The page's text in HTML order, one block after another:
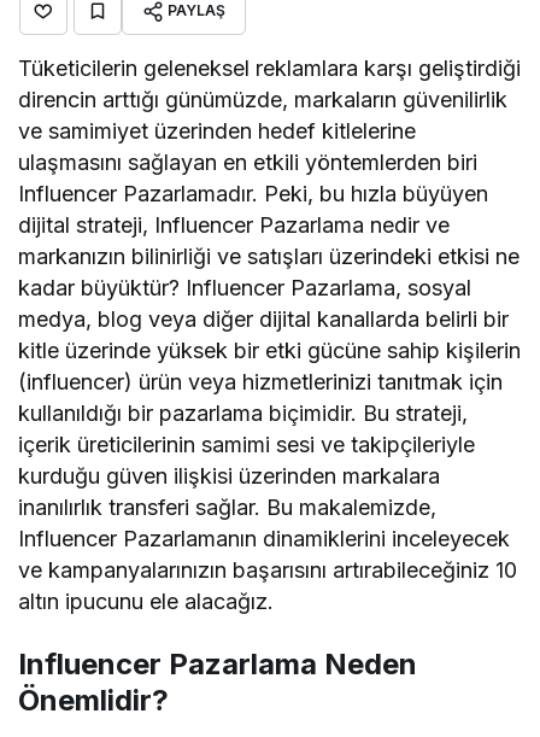
PAYLAŞ
Tüketicilerin geleneksel reklamlara karşı geliştirdiği
direncin arttığı günümüzde, markaların güvenilirlik
ve samimiyet üzerinden hedef kitlelerine
ulaşmasını sağlayan en etkili yöntemlerden biri
Influencer Pazarlamadır. Peki, bu hızla büyüyen
dijital strateji, Influencer Pazarlama nedir ve
markanızın bilinirliği ve satışları üzerindeki etkisi ne
kadar büyüktür? Influencer Pazarlama, sosyal
medya, blog veya diğer dijital kanallarda belirli bir
kitle üzerinde yüksek bir etki gücüne sahip kişilerin
(influencer) ürün veya hizmetlerinizi tanıtmak için
kullanıldığı bir pazarlama biçimidir. Bu strateji,
içerik üreticilerinin samimi sesi ve takipçileriyle
kurduğu güven ilişkisi üzerinden markalara
inanılırlık transferi sağlar. Bu makalemizde,
Influencer Pazarlamanın dinamiklerini inceleyecek
ve kampanyalarınızın başarısını artırabileceğiniz 10
altın ipucunu ele alacağız.
Influencer Pazarlama Neden
Önemlidir?